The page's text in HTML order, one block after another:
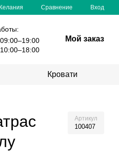
Сравнение Вход
09:00–19:00
10:00–18:00
Мой заказ
Кровати
Артикул
100407